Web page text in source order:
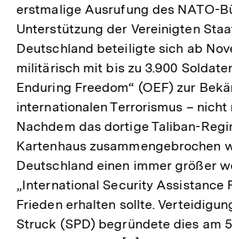
erstmalige Ausrufung des NATO-
Unterstützung der Vereinigten
Deutschland beteiligte sich ab
militärisch mit bis zu 3.900
Enduring Freedom“ (OEF) zur
internationalen Terrorismus –
Nachdem das dortige Taliban-
Kartenhaus zusammengebrochen
Deutschland einen immer größer
„International Security Assistance
Frieden erhalten sollte.
Struck (SPD) begründete dies am